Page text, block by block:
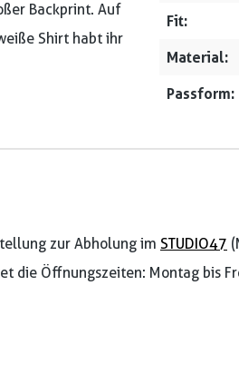
Backprint. Auf
Shirt habt ihr
Fit:
Material:
Passform:
zur Abholung im STUDIO47
Öffnungszeiten: Montag bis